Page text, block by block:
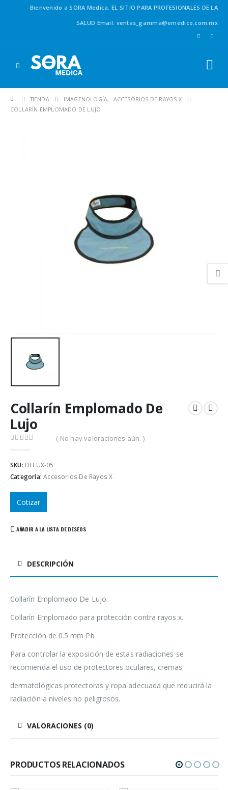
Bienvenido a SORA Medica. EL SITIO PARA PROFESIONALES DE LA
SALUD Email: ventas_gamma@emedico.com.mx
TIENDA IMAGENOLOGÍA,
ACCESORIOS DE RAYOS X
COLLARÍN EMPLOMADO DE LUJO
Collarín Emplomado De
Lujo
( No hay valoraciones aún. )
SKU: DELUX-05
Categoría:Accesorios De Rayos X
Cotizar
AÑADIR A LA LISTA DE DESEOS
DESCRIPCIÓN
Collarín Emplomado De Lujo.
Collarín Emplomado para protección contra rayos x.
Protección de 0.5 mm Pb
Para controlar la exposición de estas radiaciones se
recomienda el uso de protectores oculares, cremas
dermatológicas protectoras y ropa adecuada que reducirá la
radiación a niveles no peligrosos.
VALORACIONES (0)
PRODUCTOS RELACIONADOS